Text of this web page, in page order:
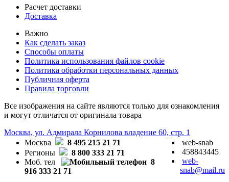
Расчет доставки
Доставка
Важно
Как сделать заказ
Способы оплаты
Политика использования файлов cookie
Политика обработки персональных данных
Публичная оферта
Правила торговли
Все изображения на сайте являются только для ознакомления
и могут отличатся от оригинала товара
Москва, ул. Адмирала Корнилова владение 60, стр. 1
Москва
8 495 215 21 71
Регионы
8 800 333 21 71
Моб. тел
8
916 333 21 71
web-snab
458843445
web-
snab@mail.ru